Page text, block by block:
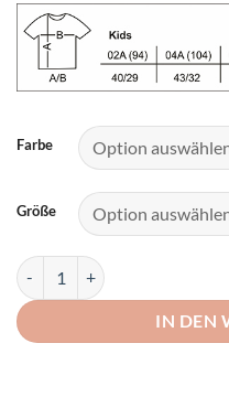
Farbe
Größe
Lustige Kindershirts bedruckt
IN DEN